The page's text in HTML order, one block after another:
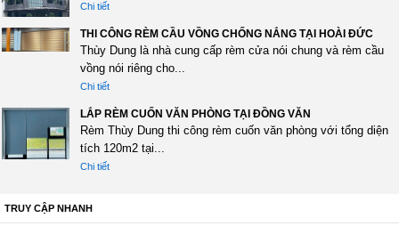
Chi tiết
THI CÔNG RÈM CẦU VỒNG CHỐNG NẮNG TẠI HOÀI ĐỨC
Thùy Dung là nhà cung cấp rèm cửa nói chung và rèm cầu
vồng nói riêng cho...
Chi tiết
LẮP RÈM CUỐN VĂN PHÒNG TẠI ĐỒNG VĂN
Rèm Thùy Dung thi công rèm cuốn văn phòng với tổng diện
tích 120m2 tại...
Chi tiết
TRUY CẬP NHANH